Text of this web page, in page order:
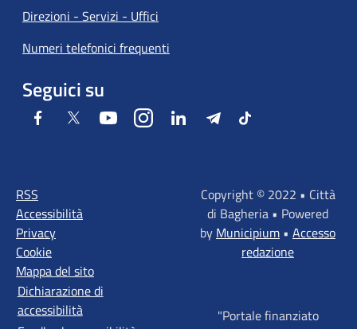
Direzioni - Servizi - Uffici
Numeri telefonici frequenti
Seguici su
Facebook Twitter YoutubeInstagramLinkedIn TelegramTiktok
RSS
Accessibilità
Privacy
Cookie
Mappa del sito
Dichiarazione di
accessibilità
Copyright © 2022 • Città
di Bagheria • Powered
by Municipium • Accesso
redazione
"Portale finanziato